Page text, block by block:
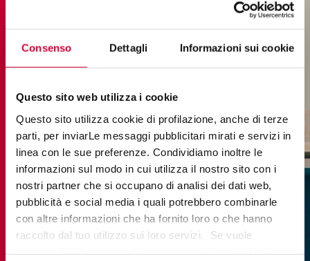
Consenso Dettagli Informazioni sui cookie
Questo sito web utilizza i cookie
Questo sito utilizza cookie di profilazione, anche di terze
parti, per inviarLe messaggi pubblicitari mirati e servizi in
linea con le sue preferenze. Condividiamo inoltre le
informazioni sul modo in cui utilizza il nostro sito con i
nostri partner che si occupano di analisi dei dati web,
pubblicità e social media i quali potrebbero combinarle
con altre informazioni che ha fornito loro o che hanno
raccolto dal tuo utilizzo sui loro servizi. Se vuole
DEMANDE D'INFO